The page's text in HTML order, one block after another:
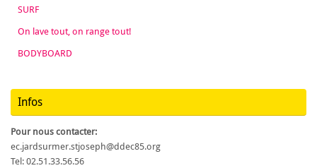
SURF
On lave tout, on range tout!
BODYBOARD
Infos
Pour nous contacter:
ec.jardsurmer.stjoseph@ddec85.org
Tel: 02.51.33.56.56